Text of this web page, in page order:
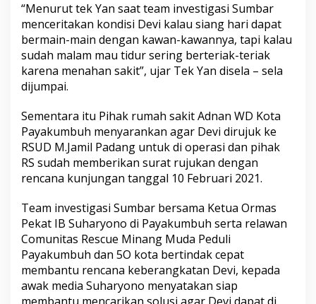
d
a
J
a
y
a
i
M
e
n
g
a
l
m
i
M
a
a
l
“Menurut tek Yan saat team investigasi Sumbar
menceritakan kondisi Devi kalau siang hari dapat
bermain-main dengan kawan-kawannya, tapi kalau
sudah malam mau tidur sering berteriak-teriak
karena menahan sakit”, ujar Tek Yan disela – sela
dijumpai.
Sementara itu Pihak rumah sakit Adnan WD Kota
Payakumbuh menyarankan agar Devi dirujuk ke
RSUD M.Jamil Padang untuk di operasi dan pihak
RS sudah memberikan surat rujukan dengan
rencana kunjungan tanggal 10 Februari 2021.
Team investigasi Sumbar bersama Ketua Ormas
Pekat IB Suharyono di Payakumbuh serta relawan
Comunitas Rescue Minang Muda Peduli
Payakumbuh dan 5O kota bertindak cepat
membantu rencana keberangkatan Devi, kepada
awak media Suharyono menyatakan siap